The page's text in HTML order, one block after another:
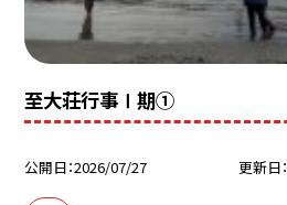
至大荘行事Ⅰ期①
公開日 2026/07/27 更新日